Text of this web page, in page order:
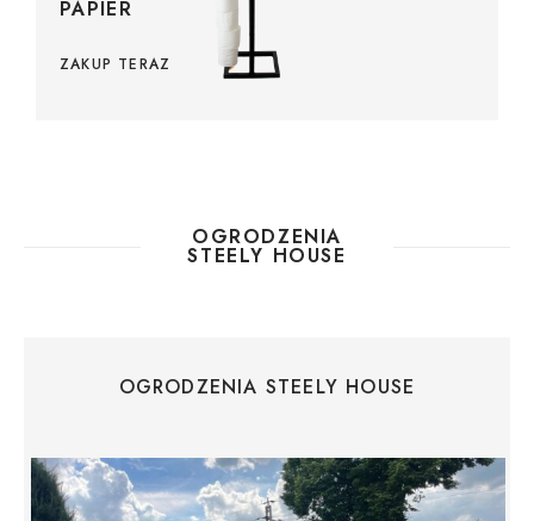
PAPIER
ZAKUP TERAZ
OGRODZENIA
STEELY HOUSE
OGRODZENIA STEELY HOUSE